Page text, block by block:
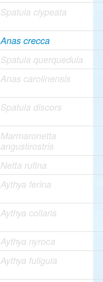
Spatula clypeata
Anas crecca
Spatula querquedula
Anas carolinensis
Spatula discors
Marmaronetta
angustirostris
Netta rufina
Aythya ferina
Aythya collaris
Aythya nyroca
Aythya fuligula